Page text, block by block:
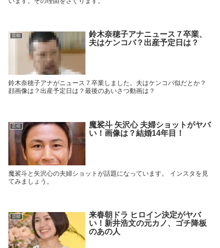
芸能
鈴木奈穂子アナニュース７卒業、
夫はケンコバ？出産予定日は？
鈴木奈穂子アナがニュース７卒業しました。夫はケンコバ似だとか？
顔画像は？出産予定日は？最後のあいさつ動画は？
芸能
魔裟斗 矢沢心 夫婦ショットがヤバ
い！画像は？結婚14年目！
魔裟斗と矢沢心の夫婦ショットが話題になっています。 インスタを見
てみましょう。
芸能
来春朝ドラ ヒロイン決定がヤバ
い！新井浩文の元カノ、ゴチ降板
のあの人